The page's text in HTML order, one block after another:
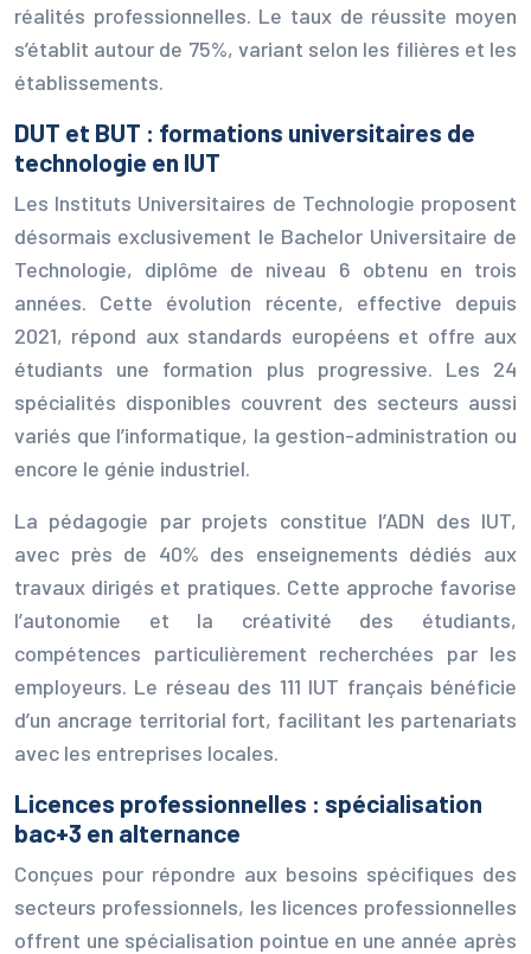
réalités professionnelles. Le taux de réussite moyen
s’établit autour de 75%, variant selon les filières et les
établissements.
DUT et BUT : formations universitaires de
technologie en IUT
Les Instituts Universitaires de Technologie proposent
désormais exclusivement le Bachelor Universitaire de
Technologie, diplôme de niveau 6 obtenu en trois
années. Cette évolution récente, effective depuis
2021, répond aux standards européens et offre aux
étudiants une formation plus progressive. Les 24
spécialités disponibles couvrent des secteurs aussi
variés que l’informatique, la gestion-administration ou
encore le génie industriel.
La pédagogie par projets constitue l’ADN des IUT,
avec près de 40% des enseignements dédiés aux
travaux dirigés et pratiques. Cette approche favorise
l’autonomie et la créativité des étudiants,
compétences particulièrement recherchées par les
employeurs. Le réseau des 111 IUT français bénéficie
d’un ancrage territorial fort, facilitant les partenariats
avec les entreprises locales.
Licences professionnelles : spécialisation
bac+3 en alternance
Conçues pour répondre aux besoins spécifiques des
secteurs professionnels, les licences professionnelles
offrent une spécialisation pointue en une année après